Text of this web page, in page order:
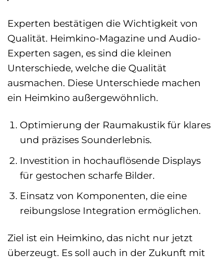
Experten bestätigen die Wichtigkeit von
Qualität. Heimkino-Magazine und Audio-
Experten sagen, es sind die kleinen
Unterschiede, welche die Qualität
ausmachen. Diese Unterschiede machen
ein Heimkino außergewöhnlich.
Optimierung der Raumakustik für klares
und präzises Sounderlebnis.
Investition in hochauflösende Displays
für gestochen scharfe Bilder.
Einsatz von Komponenten, die eine
reibungslose Integration ermöglichen.
Ziel ist ein Heimkino, das nicht nur jetzt
überzeugt. Es soll auch in der Zukunft mit